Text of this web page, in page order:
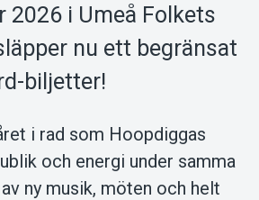
Tickster
2026 i Umeå Folkets
nu ett begränsat
biljetter!
i rad som Hoopdiggas
och energi under samma
ny musik, möten och helt